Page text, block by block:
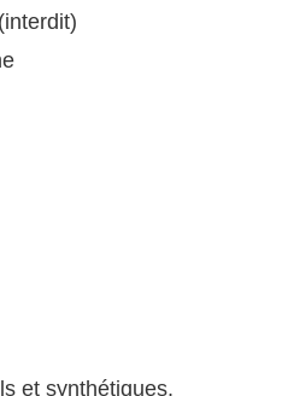
et synthétiques.